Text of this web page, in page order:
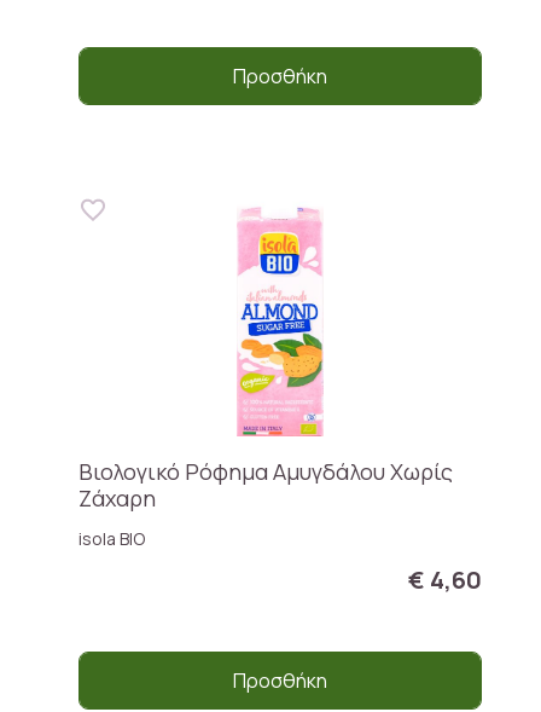
Προσθήκη
Βιολογικό Ρόφημα Αμυγδάλου Χωρίς
Ζάχαρη
isola BIO
€ 4,60
Προσθήκη